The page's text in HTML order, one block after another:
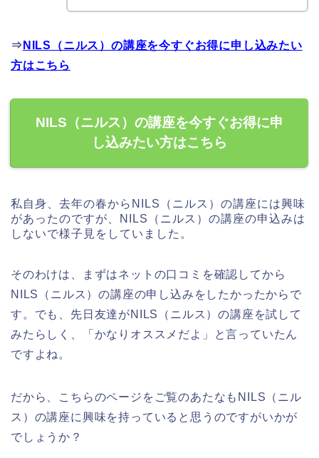
⇒ NILS（ニルス）の講座を今すぐお得に申し込みたい
方はこちら
NILS（ニルス）の講座を今すぐお得に申
し込みたい方はこちら
私自身、去年の春からNILS（ニルス）の講座には興味
があったのですが、NILS（ニルス）の講座の申込みは
しないで様子見をしていました。
そのわけは、まずはネットの口コミを確認してから
NILS（ニルス）の講座の申し込みをしたかったからで
す。でも、先日友達がNILS（ニルス）の講座を試して
みたらしく、「かなりオススメだよ」と言っていたん
ですよね。
だから、こちらのページをご覧のあたなもNILS（ニル
ス）の講座に興味を持っていると思うのですがいかが
でしょうか？